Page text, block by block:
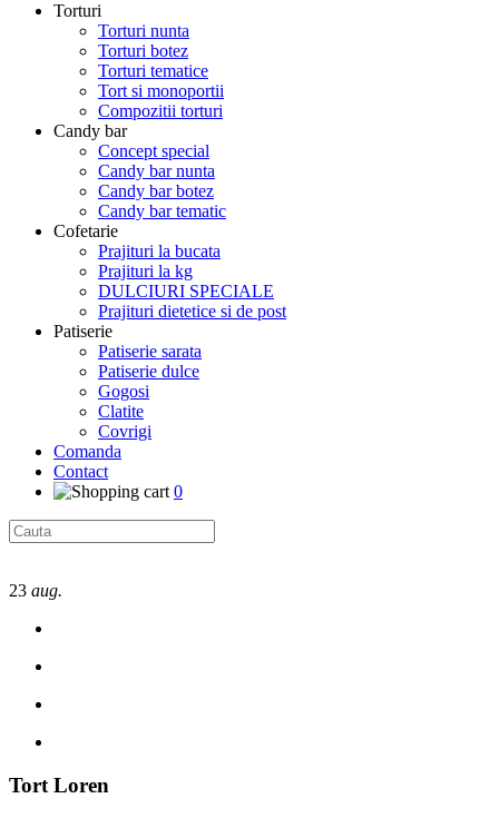
Torturi
Torturi nunta
Torturi botez
Torturi tematice
Tort si monoportii
Compozitii torturi
Candy bar
Concept special
Candy bar nunta
Candy bar botez
Candy bar tematic
Cofetarie
Prajituri la bucata
Prajituri la kg
DULCIURI SPECIALE
Prajituri dietetice si de post
Patiserie
Patiserie sarata
Patiserie dulce
Gogosi
Clatite
Covrigi
Comanda
Contact
0
23 aug.
Tort Loren